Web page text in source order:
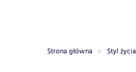
Strona główna Styl życia